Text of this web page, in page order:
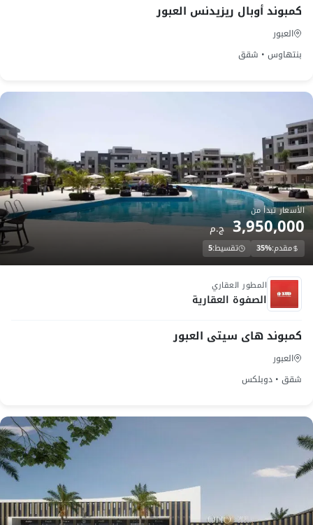
كمبوند أوبال ريزيدنس العبور
العبور
بنتهاوس • شقق
تحت الانشاء
الأسعار تبدأ من
3,950,000 ج.م
مقدم:35% تقسيط:5
المطور العقاري
الصفوة العقارية
كمبوند هاى سيتى العبور
العبور
شقق • دوبلكس